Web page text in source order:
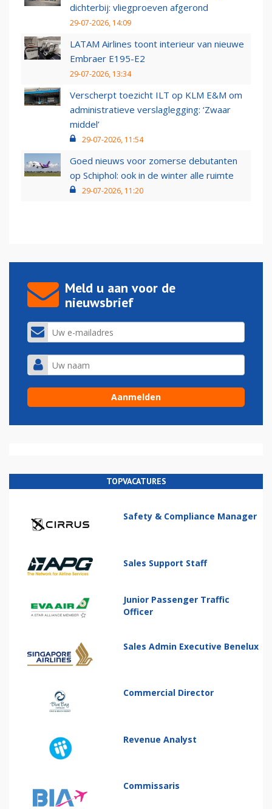
dichterbij: vliegproeven afgerond
29-07-2026, 14:09
LATAM Airlines toont interieur van nieuwe
Embraer E195-E2
29-07-2026, 13:34
Verscherpt toezicht ILT op KLM E&M om
administratieve verslaglegging: ‘Zwaar
middel’
29-07-2026, 11:54
Goed nieuws voor zomerse debutanten
op Schiphol: ook in de winter alle ruimte
29-07-2026, 11:20
Meld u aan voor de
nieuwsbrief
TOPVACATURES
Safety & Compliance Manager
Sales Support Staff
Junior Passenger Traffic
Officer
Sales Admin Executive Benelux
Commercial Director
Revenue Analyst
Commissaris